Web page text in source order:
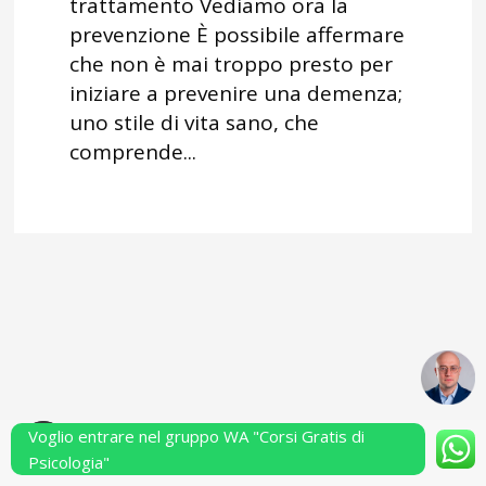
prevenzione È possibile affermare
che non è mai troppo presto per
iniziare a prevenire una demenza;
uno stile di vita sano, che
comprende...
Powered by Performarsi S.a.s.
Voglio entrare nel gruppo WA "Corsi Gratis di
Psicologia"